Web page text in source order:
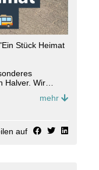
Stück Heimat
Halver. Wir
für
mehr
auf